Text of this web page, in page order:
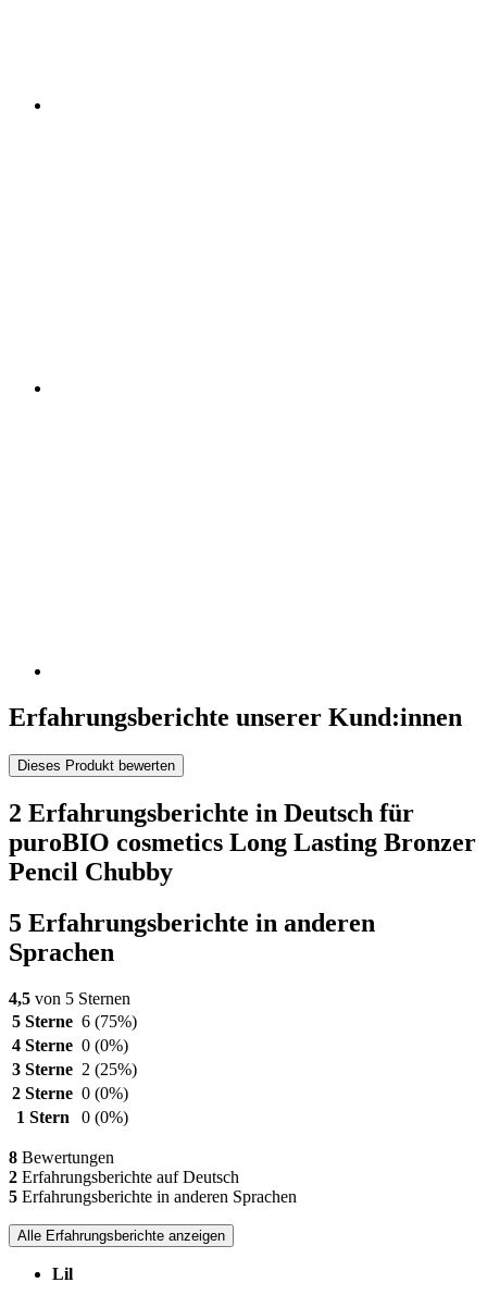
Erfahrungsberichte unserer Kund:innen
Dieses Produkt bewerten
2 Erfahrungsberichte in Deutsch für
puroBIO cosmetics Long Lasting Bronzer
Pencil Chubby
5 Erfahrungsberichte in anderen
Sprachen
4,5 von 5 Sternen
5 Sterne 6 (75%)
4 Sterne 0 (0%)
3 Sterne 2 (25%)
2 Sterne 0 (0%)
1 Stern
0 (0%)
8 Bewertungen
2 Erfahrungsberichte auf Deutsch
5 Erfahrungsberichte in anderen Sprachen
Alle Erfahrungsberichte anzeigen
Lil